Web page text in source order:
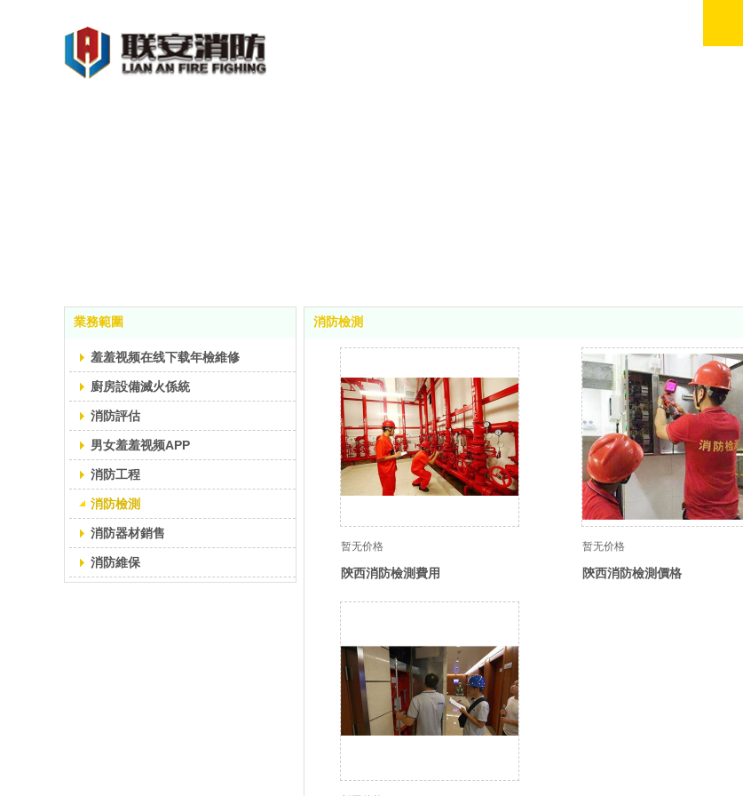
業務範圍
羞羞视频在线下载年檢維修
廚房設備滅火係統
消防評估
男女羞羞视频APP
消防工程
消防檢測
消防器材銷售
消防維保
消防檢測
暂无价格
陝西消防檢測費用
暂无价格
陝西消防檢測價格